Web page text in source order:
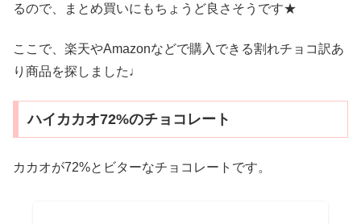
るので、まとめ買いにもちょうど良さそうです★
ここで、楽天やAmazonなどで購入できる割れチョコ訳あ
り商品を探しました♩
ハイカカオ72%のチョコレート
カカオが72%とビターなチョコレートです。